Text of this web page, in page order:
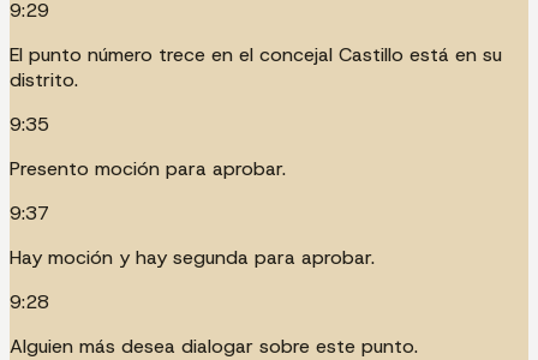
9:29
El punto número trece en el concejal Castillo está en su
distrito.
9:35
Presento moción para aprobar.
9:37
Hay moción y hay segunda para aprobar.
9:28
Alguien más desea dialogar sobre este punto.